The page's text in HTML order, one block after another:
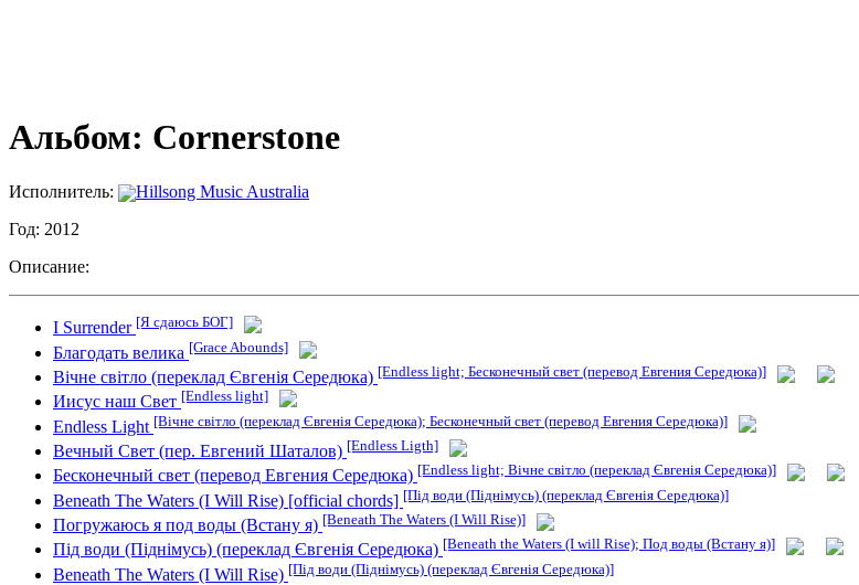
Альбом: Cornerstone
Исполнитель: Hillsong Music Australia
Год: 2012
Описание:
I Surrender [Я сдаюсь БОГ]
Благодать велика [Grace Abounds]
Вічне світло (переклад Євгенія Середюка) [Endless light; Бесконечный свет (перевод Евгения Середюка)]
Иисус наш Свет [Endless light]
Endless Light [Вічне світло (переклад Євгенія Середюка); Бесконечный свет (перевод Евгения Середюка)]
Вечный Свет (пер. Евгений Шаталов) [Endless Ligth]
Бесконечный свет (перевод Евгения Середюка) [Endless light; Вічне світло (переклад Євгенія Середюка)]
Beneath The Waters (I Will Rise) [official chords] [Під води (Піднімусь) (переклад Євгенія Середюка)]
Погружаюсь я под воды (Встану я) [Beneath The Waters (I Will Rise)]
Під води (Піднімусь) (переклад Євгенія Середюка) [Beneath the Waters (I will Rise); Под воды (Встану я)]
Beneath The Waters (I Will Rise) [Під води (Піднімусь) (переклад Євгенія Середюка)]